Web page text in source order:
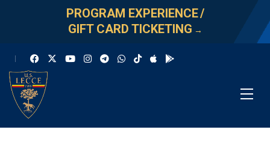
PROGRAM EXPERIENCE/
GIFT CARD TICKETING →